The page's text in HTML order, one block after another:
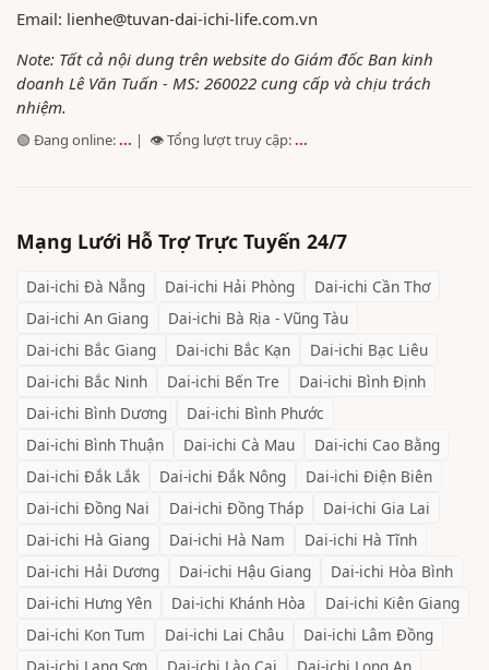
Email: lienhe@tuvan-dai-ichi-life.com.vn
Note: Tất cả nội dung trên website do Giám đốc Ban kinh
doanh Lê Văn Tuấn - MS: 260022 cung cấp và chịu trách
nhiệm.
🟢 Đang online:... | 👁️ Tổng lượt truy cập:...
Mạng Lưới Hỗ Trợ Trực Tuyến 24/7
Dai-ichi Đà Nẵng Dai-ichi Hải Phòng Dai-ichi Cần Thơ
Dai-ichi An Giang Dai-ichi Bà Rịa - Vũng Tàu
Dai-ichi Bắc Giang Dai-ichi Bắc Kạn Dai-ichi Bạc Liêu
Dai-ichi Bắc Ninh Dai-ichi Bến Tre Dai-ichi Bình Định
Dai-ichi Bình Dương Dai-ichi Bình Phước
Dai-ichi Bình Thuận Dai-ichi Cà Mau Dai-ichi Cao Bằng
Dai-ichi Đắk Lắk Dai-ichi Đắk Nông Dai-ichi Điện Biên
Dai-ichi Đồng Nai Dai-ichi Đồng Tháp Dai-ichi Gia Lai
Dai-ichi Hà Giang Dai-ichi Hà Nam Dai-ichi Hà Tĩnh
Dai-ichi Hải Dương Dai-ichi Hậu Giang Dai-ichi Hòa Bình
Dai-ichi Hưng Yên Dai-ichi Khánh Hòa Dai-ichi Kiên Giang
Dai-ichi Kon Tum Dai-ichi Lai Châu Dai-ichi Lâm Đồng